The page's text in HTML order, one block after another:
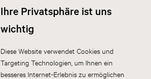
Ihre Privatsphäre ist uns
wichtig
Diese Website verwendet Cookies und
Targeting Technologien, um Ihnen ein
besseres Internet-Erlebnis zu ermöglichen